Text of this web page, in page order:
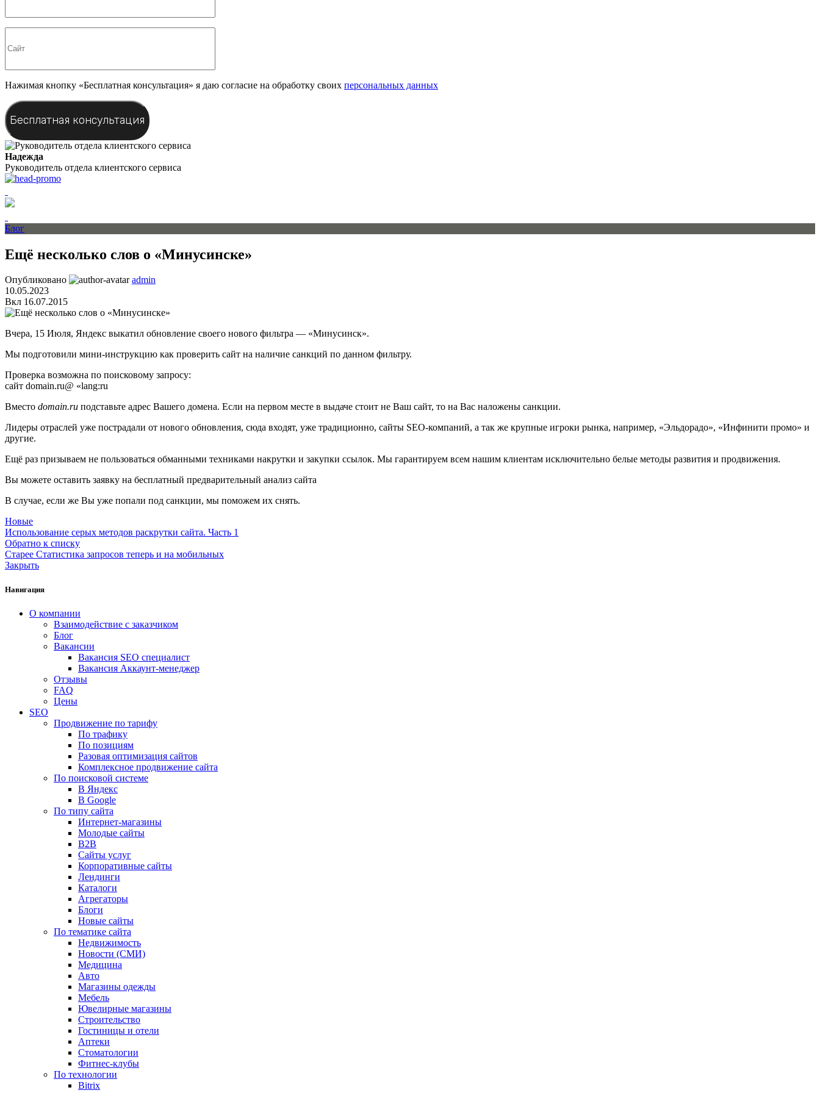
Нажимая кнопку «Бесплатная консультация» я даю согласие на обработку своих персональных данных
Надежда
Руководитель отдела клиентского сервиса
Блог
Ещё несколько слов о «Минусинске»
Опубликовано
admin
10.05.2023
Вкл 16.07.2015
Вчера, 15 Июля, Яндекс выкатил обновление своего нового фильтра — «Минусинск».
Мы подготовили мини-инструкцию как проверить сайт на наличие санкций по данном фильтру.
Проверка возможна по поисковому запросу:
сайт domain.ru@ «lang:ru
Вместо domain.ru подставьте адрес Вашего домена. Если на первом месте в выдаче стоит не Ваш сайт, то на Вас наложены санкции.
Лидеры отраслей уже пострадали от нового обновления, сюда входят, уже традиционно, сайты SEO-компаний, а так же крупные игроки рынка, например, «Эльдорадо», «Инфинити промо» и
другие.
Ещё раз призываем не пользоваться обманными техниками накрутки и закупки ссылок. Мы гарантируем всем нашим клиентам исключительно белые методы развития и продвижения.
Вы можете оставить заявку на бесплатный предварительный анализ сайта
В случае, если же Вы уже попали под санкции, мы поможем их снять.
Новые
Использование серых методов раскрутки сайта. Часть 1
Обратно к списку
Старее Статистика запросов теперь и на мобильных
Закрыть
Навигация
О компании
Взаимодействие с заказчиком
Блог
Вакансии
Вакансия SEO специалист
Вакансия Аккаунт-менеджер
Отзывы
FAQ
Цены
SEO
Продвижение по тарифу
По трафику
По позициям
Разовая оптимизация сайтов
Комплексное продвижение сайта
По поисковой системе
В Яндекс
В Google
По типу сайта
Интернет-магазины
Молодые сайты
B2B
Сайты услуг
Корпоративные сайты
Лендинги
Каталоги
Агрегаторы
Блоги
Новые сайты
По тематике сайта
Недвижимость
Новости (СМИ)
Медицина
Авто
Магазины одежды
Мебель
Ювелирные магазины
Строительство
Гостиницы и отели
Аптеки
Cтоматологии
Фитнес-клубы
По технологии
Bitrix